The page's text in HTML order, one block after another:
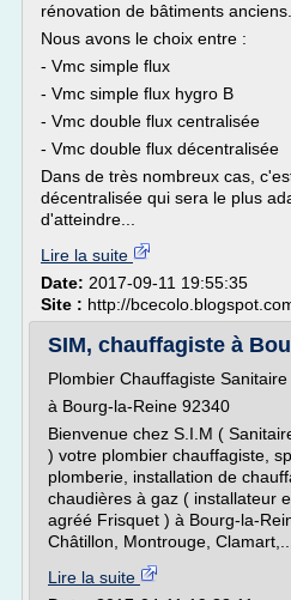
rénovation de bâtiments anciens.
Nous avons le choix entre :
- Vmc simple flux
- Vmc simple flux hygro B
- Vmc double flux centralisée
- Vmc double flux décentralisée
Dans de très nombreux cas,
décentralisée qui sera le plus
d'atteindre...
Lire la suite
Date: 2017-09-11 19:55:35
Site : http://
SIM, chauffagiste à
Plombier Chauffagiste Sanitaire
à Bourg-la-Reine 92340
Bienvenue chez S.I.M (
) votre plombier chauffagiste,
plomberie, installation de
chaudières à gaz ( installateur
agréé Frisquet ) à Bourg-la-
Châtillon, Montrouge, Clamart,...
Lire la suite